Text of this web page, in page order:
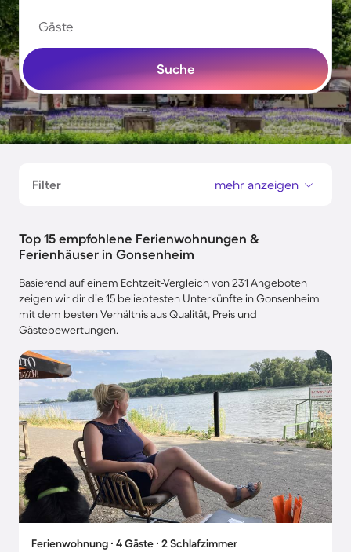
Gäste
Suche
Filter mehr anzeigen
Top 15 empfohlene Ferienwohnungen &
Ferienhäuser in Gonsenheim
Basierend auf einem Echtzeit-Vergleich von 231 Angeboten
zeigen wir dir die 15 beliebtesten Unterkünfte in Gonsenheim
mit dem besten Verhältnis aus Qualität, Preis und
Gästebewertungen.
Ferienwohnung ∙ 4 Gäste ∙ 2 Schlafzimmer